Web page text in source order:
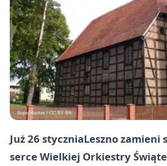
Już 26 styczniaLesznozamieni
serce Wielkiej Orkiestry